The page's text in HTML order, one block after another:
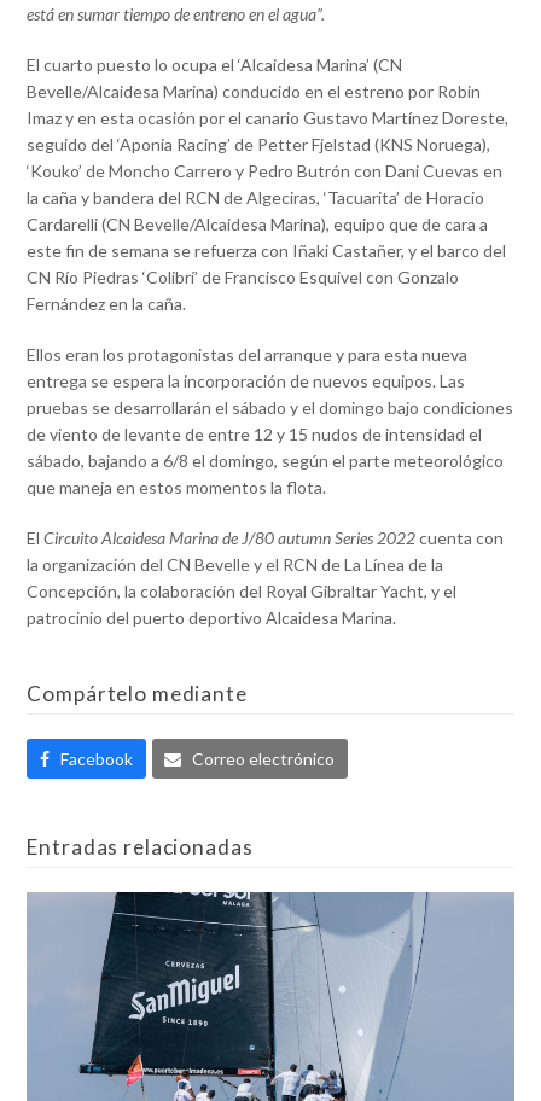
está en sumar tiempo de entreno en el agua”.
El cuarto puesto lo ocupa el ‘Alcaidesa Marina’ (CN
Bevelle/Alcaidesa Marina) conducido en el estreno por Robin
Imaz y en esta ocasión por el canario Gustavo Martínez Doreste,
seguido del ‘Aponia Racing’ de Petter Fjelstad (KNS Noruega),
‘Kouko’ de Moncho Carrero y Pedro Butrón con Dani Cuevas en
la caña y bandera del RCN de Algeciras, ‘Tacuarita’ de Horacio
Cardarelli (CN Bevelle/Alcaidesa Marina), equipo que de cara a
este fin de semana se refuerza con Iñaki Castañer, y el barco del
CN Río Piedras ‘Colibrí’ de Francisco Esquivel con Gonzalo
Fernández en la caña.
Ellos eran los protagonistas del arranque y para esta nueva
entrega se espera la incorporación de nuevos equipos. Las
pruebas se desarrollarán el sábado y el domingo bajo condiciones
de viento de levante de entre 12 y 15 nudos de intensidad el
sábado, bajando a 6/8 el domingo, según el parte meteorológico
que maneja en estos momentos la flota.
ElCircuito Alcaidesa Marina de J/80 autumn Series 2022cuenta con
la organización del CN Bevelle y el RCN de La Línea de la
Concepción, la colaboración del Royal Gibraltar Yacht, y el
patrocinio del puerto deportivo Alcaidesa Marina.
Compártelo mediante
Facebook Correo electrónico
Entradas relacionadas